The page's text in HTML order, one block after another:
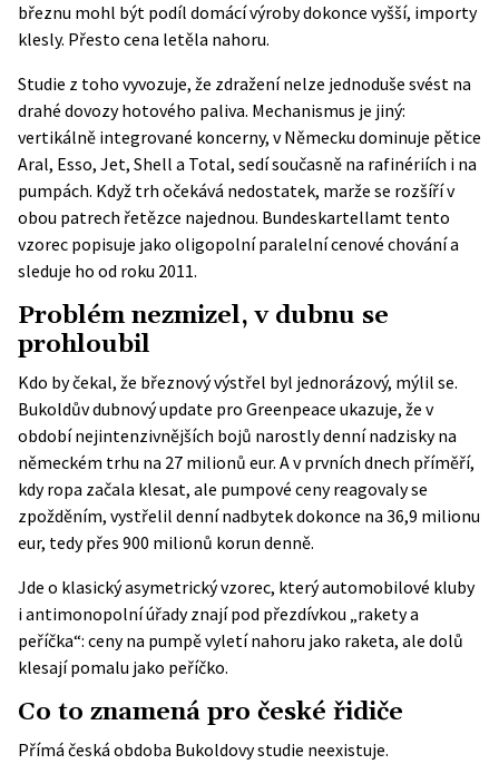
březnu mohl být podíl domácí výroby dokonce vyšší, importy
klesly. Přesto cena letěla nahoru.
Studie z toho vyvozuje, že zdražení nelze jednoduše svést na
drahé dovozy hotového paliva. Mechanismus je jiný:
vertikálně integrované koncerny, v Německu dominuje pětice
Aral, Esso, Jet, Shell a Total, sedí současně na rafinériích i na
pumpách. Když trh očekává nedostatek, marže se rozšíří v
obou patrech řetězce najednou. Bundeskartellamt tento
vzorec popisuje jako oligopolní paralelní cenové chování a
sleduje ho od roku 2011.
Problém nezmizel, v dubnu se
prohloubil
Kdo by čekal, že březnový výstřel byl jednorázový, mýlil se.
Bukoldův dubnový update pro Greenpeace ukazuje, že v
období nejintenzivnějších bojů narostly denní nadzisky na
německém trhu na 27 milionů eur. A v prvních dnech příměří,
kdy ropa začala klesat, ale pumpové ceny reagovaly se
zpožděním, vystřelil denní nadbytek dokonce na 36,9 milionu
eur, tedy přes 900 milionů korun denně.
Jde o klasický asymetrický vzorec, který automobilové kluby
i antimonopolní úřady znají pod přezdívkou „rakety a
peříčka“: ceny na pumpě vyletí nahoru jako raketa, ale dolů
klesají pomalu jako peříčko.
Co to znamená pro české řidiče
Přímá česká obdoba Bukoldovy studie neexistuje.